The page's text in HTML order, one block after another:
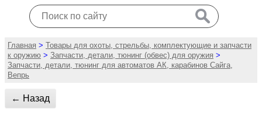
Главная > Товары для охоты, стрельбы, комплектующие и запчасти
к оружию > Запчасти, детали, тюнинг (обвес) для оружия >
Запчасти, детали, тюнинг для автоматов АК, карабинов Сайга,
Вепрь
← Назад